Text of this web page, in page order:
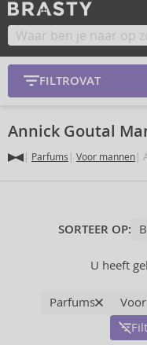
FILTROVAT
Annick Goutal
Parfums Voor mannen
SORTEER OP:
U heeft
Parfums